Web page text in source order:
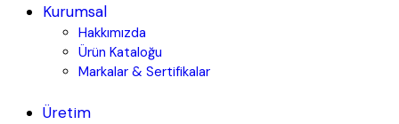
Kurumsal
Hakkımızda
Ürün Kataloğu
Markalar & Sertifikalar
Üretim